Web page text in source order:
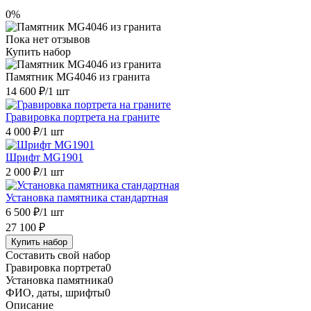
0%
Пока нет отзывов
Купить набор
Памятник MG4046 из гранита
14 600 ₽/1 шт
Гравировка портрета на граните
4 000 ₽/1 шт
Шрифт MG1901
2 000 ₽/1 шт
Установка памятника стандартная
6 500 ₽/1 шт
27 100 ₽
Купить набор
Составить свой набор
Гравировка портрета0
Установка памятника0
ФИО, даты, шрифты0
Описание